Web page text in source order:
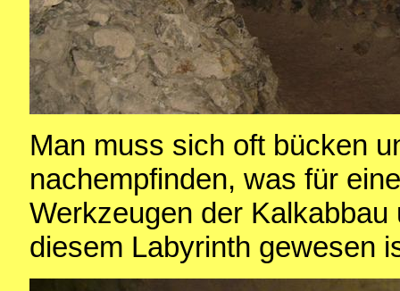
Man muss sich oft bücken
nachempfinden, was für
Werkzeugen der
diesem Labyrinth gewesen